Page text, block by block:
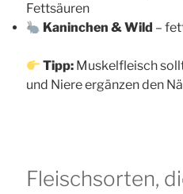
Fettsäuren
Kaninchen & Wild –
Tipp: Muskelfleisch
und Niere ergänzen den
Fleischsorten,